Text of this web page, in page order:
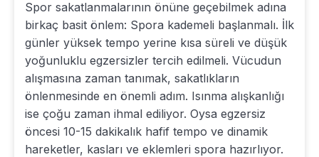
Spor sakatlanmalarının önüne geçebilmek adına
birkaç basit önlem: Spora kademeli başlanmalı. İlk
günler yüksek tempo yerine kısa süreli ve düşük
yoğunluklu egzersizler tercih edilmeli. Vücudun
alışmasına zaman tanımak, sakatlıkların
önlenmesinde en önemli adım. Isınma alışkanlığı
ise çoğu zaman ihmal ediliyor. Oysa egzersiz
öncesi 10-15 dakikalık hafif tempo ve dinamik
hareketler, kasları ve eklemleri spora hazırlıyor.